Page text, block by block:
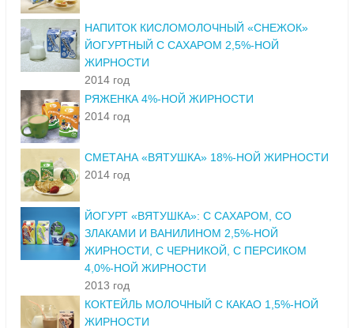
НАПИТОК КИСЛОМОЛОЧНЫЙ «СНЕЖОК»
ЙОГУРТНЫЙ С САХАРОМ 2,5%-НОЙ
ЖИРНОСТИ
2014 год
РЯЖЕНКА 4%-НОЙ ЖИРНОСТИ
2014 год
СМЕТАНА «ВЯТУШКА» 18%-НОЙ ЖИРНОСТИ
2014 год
ЙОГУРТ «ВЯТУШКА»: С САХАРОМ, СО
ЗЛАКАМИ И ВАНИЛИНОМ 2,5%-НОЙ
ЖИРНОСТИ, С ЧЕРНИКОЙ, С ПЕРСИКОМ
4,0%-НОЙ ЖИРНОСТИ
2013 год
КОКТЕЙЛЬ МОЛОЧНЫЙ С КАКАО 1,5%-НОЙ
ЖИРНОСТИ